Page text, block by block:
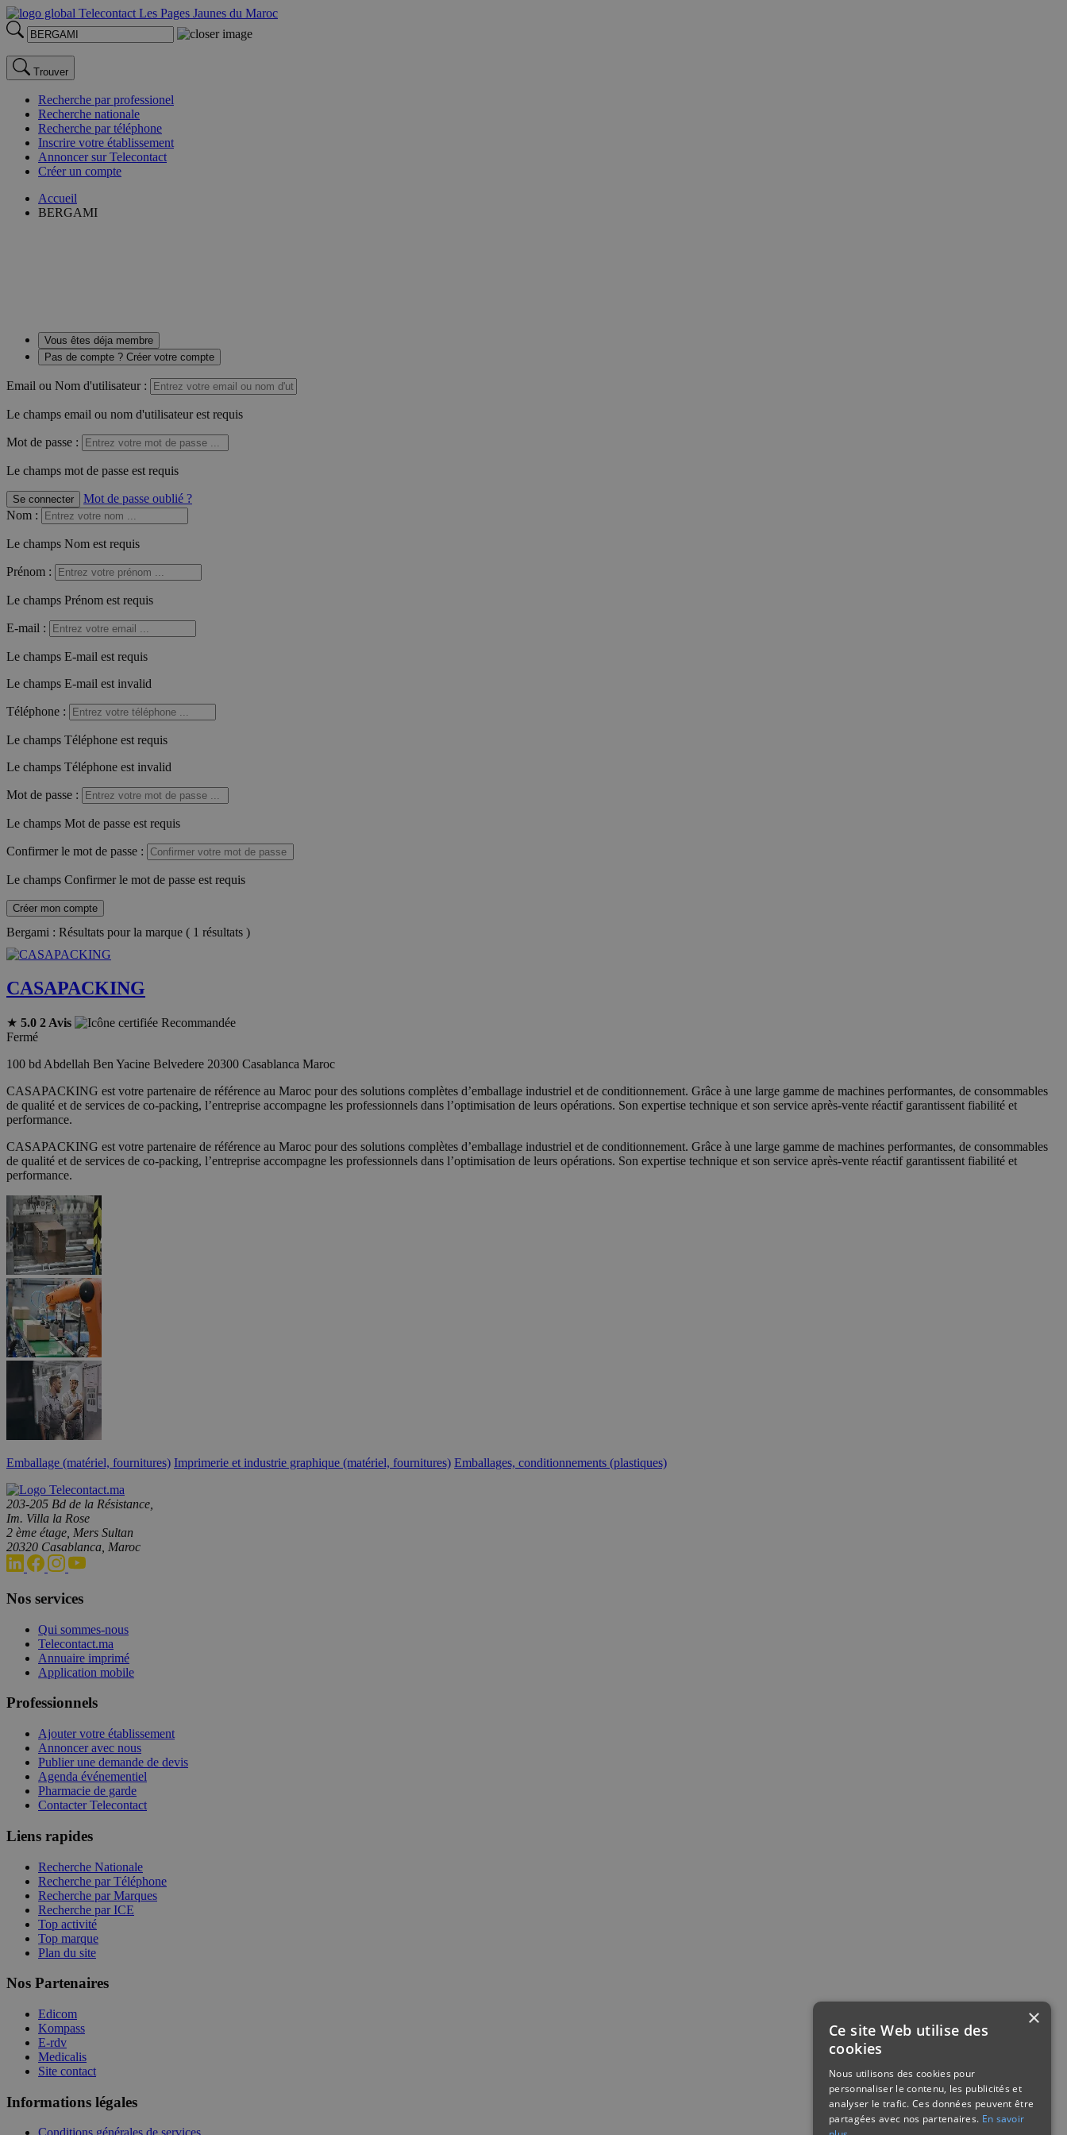
Trouver
Recherche par professionel
Recherche nationale
Recherche par téléphone
Inscrire votre établissement
Annoncer sur Telecontact
Créer un compte
Accueil
BERGAMI
Vous êtes déja membre
Pas de compte ? Créer votre compte
Email ou Nom d'utilisateur :
Le champs email ou nom d'utilisateur est requis
Mot de passe :
Le champs mot de passe est requis
Se connecter
Mot de passe oublié ?
Nom :
Le champs Nom est requis
Prénom :
Le champs Prénom est requis
E-mail :
Le champs E-mail est requis
Le champs E-mail est invalid
Téléphone :
Le champs Téléphone est requis
Le champs Téléphone est invalid
Mot de passe :
Le champs Mot de passe est requis
Confirmer le mot de passe :
Le champs Confirmer le mot de passe est requis
Créer mon compte
Bergami : Résultats pour la marque ( 1 résultats )
CASAPACKING
★ 5.0 2 Avis
Recommandée
Fermé
100 bd Abdellah Ben Yacine Belvedere 20300 Casablanca Maroc
CASAPACKING est votre partenaire de référence au Maroc pour des solutions complètes d’emballage industriel et de conditionnement. Grâce à une large gamme de machines performantes, de consommables
de qualité et de services de co-packing, l’entreprise accompagne les professionnels dans l’optimisation de leurs opérations. Son expertise technique et son service après-vente réactif garantissent fiabilité et
performance.
CASAPACKING est votre partenaire de référence au Maroc pour des solutions complètes d’emballage industriel et de conditionnement. Grâce à une large gamme de machines performantes, de consommables
de qualité et de services de co-packing, l’entreprise accompagne les professionnels dans l’optimisation de leurs opérations. Son expertise technique et son service après-vente réactif garantissent fiabilité et
performance.
Emballage (matériel, fournitures) Imprimerie et industrie graphique (matériel, fournitures) Emballages, conditionnements (plastiques)
203-205 Bd de la Résistance,
Im. Villa la Rose
2 ème étage, Mers Sultan
20320 Casablanca, Maroc
Nos services
Qui sommes-nous
Telecontact.ma
Annuaire imprimé
Application mobile
Professionnels
Ajouter votre établissement
Annoncer avec nous
Publier une demande de devis
Agenda événementiel
Pharmacie de garde
Contacter Telecontact
Liens rapides
Recherche Nationale
Recherche par Téléphone
Recherche par Marques
Recherche par ICE
Top activité
Top marque
Plan du site
Nos Partenaires
Edicom
Kompass
E-rdv
Medicalis
Site contact
Informations légales
×
Ce site Web utilise des
cookies
Nous utilisons des cookies pour
personnaliser le contenu, les publicités et
analyser le trafic. Ces données peuvent être
partagées avec nos partenaires. En savoir